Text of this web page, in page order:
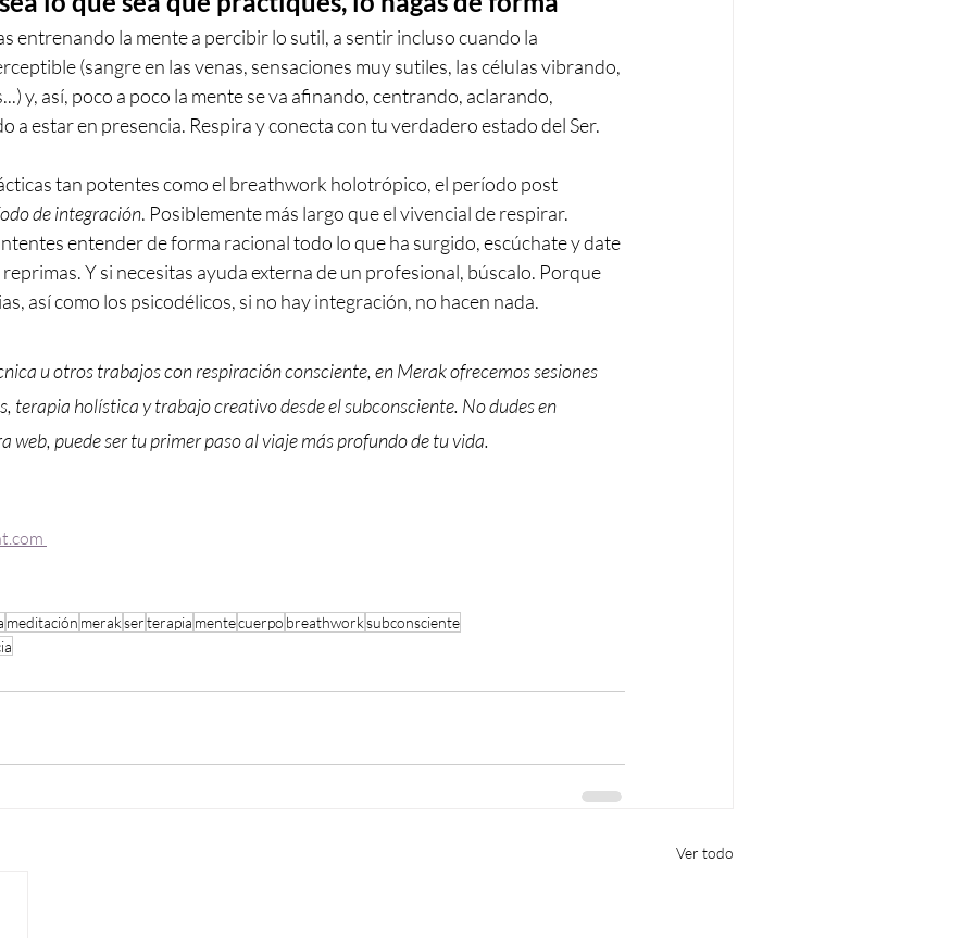
entrenando la mente a percibir lo sutil, a sentir incluso cuando la
(sangre en las venas, sensaciones muy sutiles, las células vibrando,
y, así, poco a poco la mente se va afinando, centrando, aclarando,
a estar en presencia. Respira y conecta con tu verdadero estado del Ser.
tan potentes como el breathwork holotrópico, el período post
de integración. Posiblemente más largo que el vivencial de respirar.
entender de forma racional todo lo que ha surgido, escúchate y date
Y si necesitas ayuda externa de un profesional, búscalo. Porque
así como los psicodélicos, si no hay integración, no hacen nada.
u otros trabajos con respiración consciente, en Merak ofrecemos sesiones
terapia holística y trabajo creativo desde el subconsciente. No dudes en
web, puede ser tu primer paso al viaje más profundo de tu vida.
meditación merakserterapia mentecuerpo breathworksubconsciente
Ver todo